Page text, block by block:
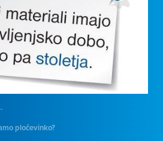
pločevinko?